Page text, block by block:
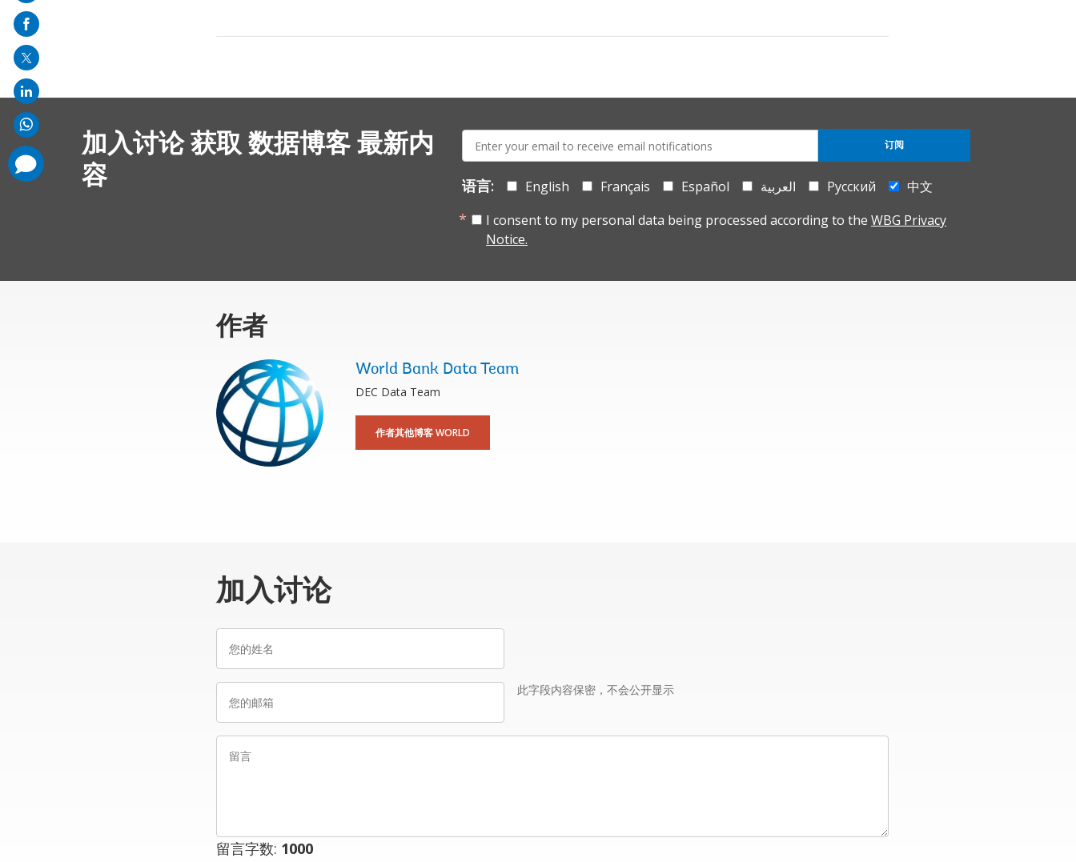
加入讨论 获取 数据博客 最新内
容
mail:
语言: English Français Español العربية Русский
中文
I consent to my personal data being processed according to the WBG Privacy
Notice.
订阅
作者
World Bank Data Team
DEC Data Team
作者其他博客 WORLD
加入讨论
此字段内容保密，不会公开显示
留言字数: 1000
on
mail
comments
added